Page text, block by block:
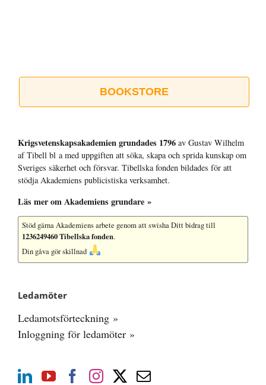
BOOKSTORE
Krigsvetenskap­sakademien grundades 1796 av Gustav Wilhelm
af Tibell bl a med uppgiften att söka, skapa och sprida kunskap om
Sveriges säkerhet och försvar. Tibellska fonden bildades för att
stödja Akademiens publicistiska verksamhet.
Läs mer om Akademiens grundare »
Stöd gärna Akademiens arbete genom att swisha Ditt bidrag till
1236249460 Tibellska fonden.
Din gåva gör skillnad
Ledamöter
Ledamotsförteckning »
Inloggning för ledamöter »